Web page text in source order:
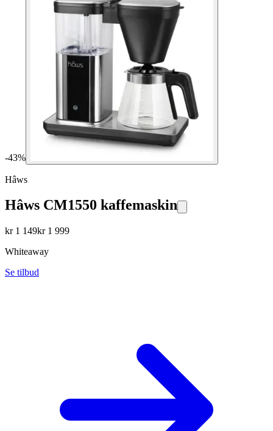
-43%
Hâws
Hâws CM1550 kaffemaskin
kr 1 149kr 1 999
Whiteaway
Se tilbud